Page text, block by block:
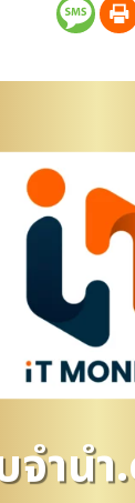
จํานํ